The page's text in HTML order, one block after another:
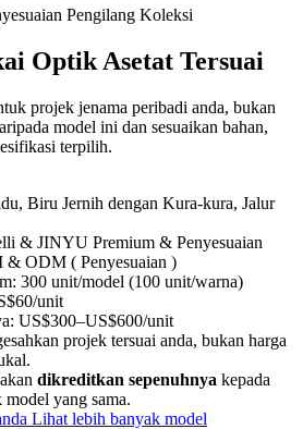
Pengilang Koleksi
Optik Asetat Tersuai
projek jenama peribadi anda, bukan
model ini dan sesuaikan bahan,
terpilih.
Biru Jernih dengan Kura-kura, Jalur
& JINYU Premium & Penyesuaian
& ODM ( Penyesuaian )
300 unit/model (100 unit/warna)
unit
US$300–US$600/unit
projek tersuai anda, bukan harga
dikreditkan sepenuhnya kepada
yang sama.
Lihat lebih banyak model